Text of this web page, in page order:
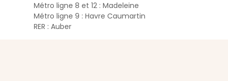
Métro ligne 8 et 12 : Madeleine
Métro ligne 9 : Havre Caumartin
RER : Auber